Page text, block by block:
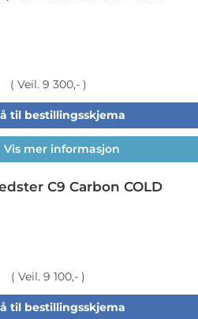
( Veil. 9 300,- )
til bestillingsskjema
Vis mer informasjon
C9 Carbon COLD
( Veil. 9 100,- )
til bestillingsskjema